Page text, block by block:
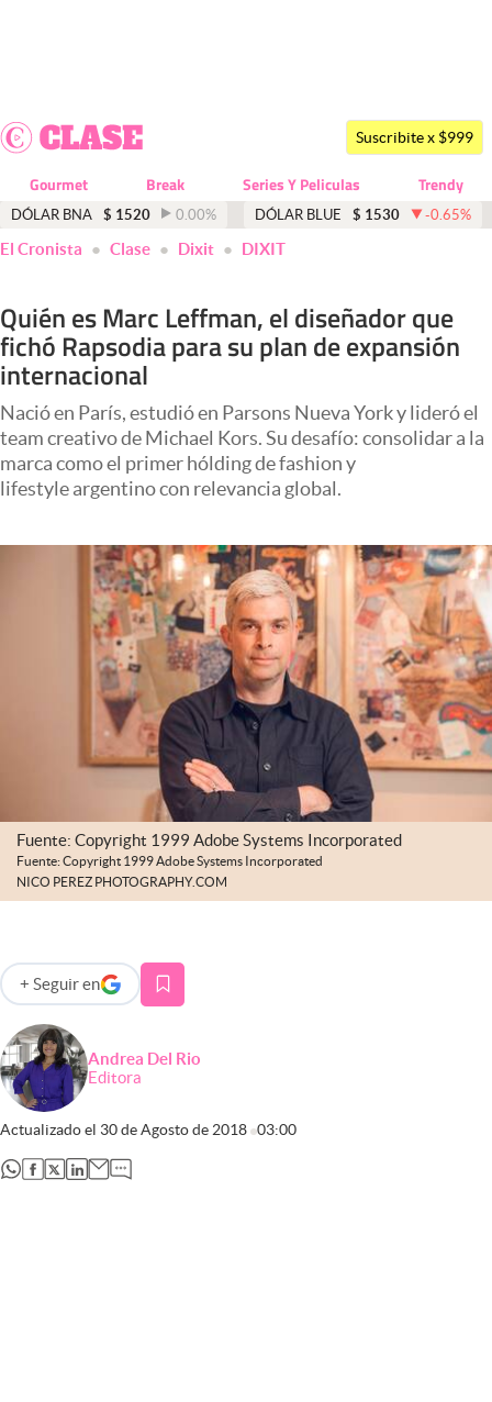
Dólar
Economía y Política
Finanzas y Mercados
Negocios
Columnistas
Otras secciones
Apertura
Infotechnology
Clase
Mundial 2026
Eventos Corporativos
El Cronista Studio
abre en nueva pestaña
Suscribite x $999
Gourmet Break Series Y Peliculas Trendy
DÓLAR BNA $ 1520 0.00% DÓLAR BLUE $ 1530 -0.65%
El Cronista Clase Dixit DIXIT
Quién es Marc Leffman, el diseñador que
fichó Rapsodia para su plan de expansión
internacional
Nació en París, estudió en Parsons Nueva York y lideró el
team creativo de Michael Kors. Su desafío: consolidar a la
marca como el primer hólding de fashion y
lifestyle argentino con relevancia global.
Fuente: Copyright 1999 Adobe Systems Incorporated
Fuente: Copyright 1999 Adobe Systems Incorporated
NICO PEREZ PHOTOGRAPHY.COM
Andrea Del Rio
Editora
Actualizado el 30 de Agosto de 2018 03:00
+ Seguir en
abre en nueva pestaña
abre en nueva pestaña
abre en nueva pestaña
abre en nueva pestaña
abre en nueva pestaña